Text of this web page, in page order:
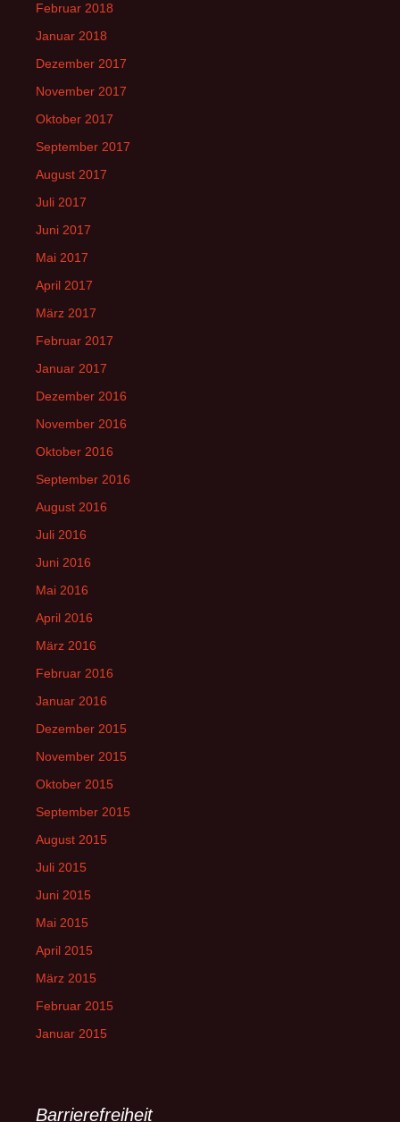
Februar 2018
Januar 2018
Dezember 2017
November 2017
Oktober 2017
September 2017
August 2017
Juli 2017
Juni 2017
Mai 2017
April 2017
März 2017
Februar 2017
Januar 2017
Dezember 2016
November 2016
Oktober 2016
September 2016
August 2016
Juli 2016
Juni 2016
Mai 2016
April 2016
März 2016
Februar 2016
Januar 2016
Dezember 2015
November 2015
Oktober 2015
September 2015
August 2015
Juli 2015
Juni 2015
Mai 2015
April 2015
März 2015
Februar 2015
Januar 2015
Barrierefreiheit